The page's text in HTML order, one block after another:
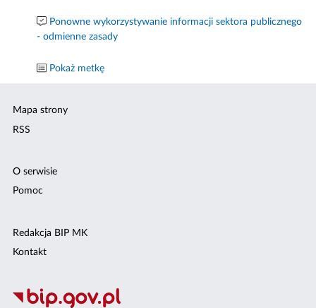
Ponowne wykorzystywanie informacji sektora publicznego
- odmienne zasady
Pokaż metkę
Mapa strony
RSS
O serwisie
Pomoc
Redakcja BIP MK
Kontakt